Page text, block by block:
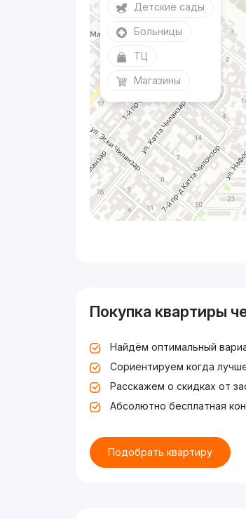
Детские сады
Больницы
ТЦ
Магазины
Покупка квартиры
Найдём оптимальный
Сориентируем когда
Расскажем о скидках от
Абсолютно бесплатная
Подобрать квартиру